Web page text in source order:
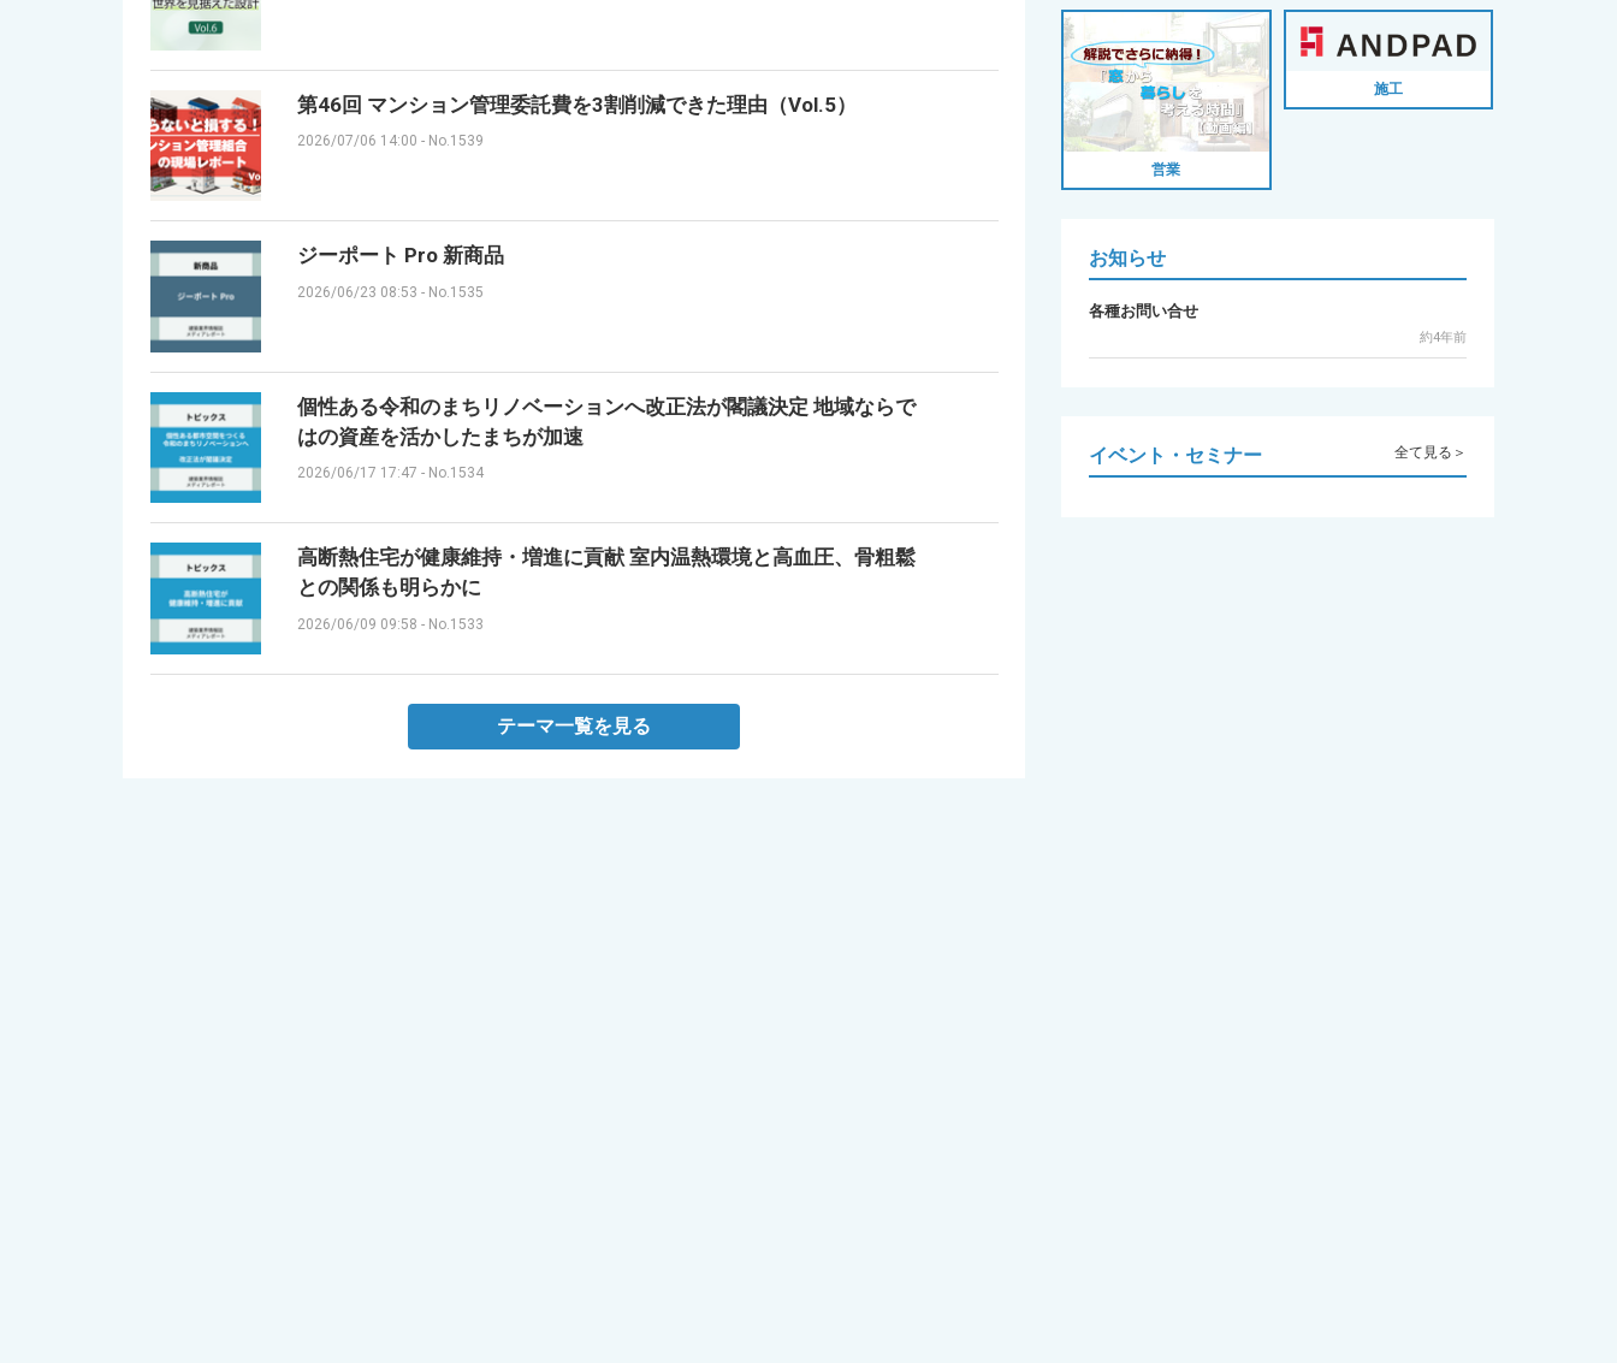
第46回 マンション管理委託費を3割削減できた理由（Vol.5）
2026/07/06 14:00 - No.1539
ジーポート Pro 新商品
2026/06/23 08:53 - No.1535
個性ある令和のまちリノベーションへ改正法が閣議決定 地域ならで
はの資産を活かしたまちが加速
2026/06/17 17:47 - No.1534
高断熱住宅が健康維持・増進に貢献 室内温熱環境と高血圧、骨粗鬆
との関係も明らかに
2026/06/09 09:58 - No.1533
テーマ一覧を見る
営業
施工
お知らせ
各種お問い合せ
約4年前
イベント・セミナー 全て見る＞